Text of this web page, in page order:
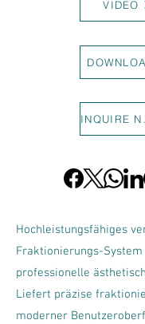
VIDEO
Hochleistungsfähiges
Fraktionierungs-System
professionelle
Liefert präzise
moderner